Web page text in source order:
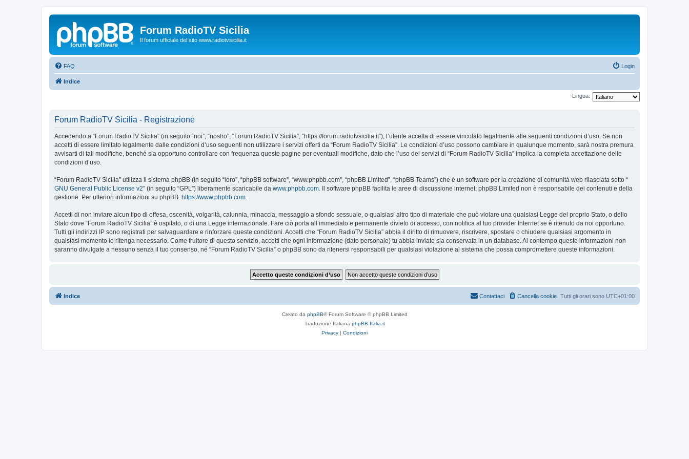
Forum RadioTV Sicilia
Il forum ufficiale del sito www.radiotvsicilia.it
FAQ Login
Indice
Lingua:
Forum RadioTV Sicilia - Registrazione
Accedendo a “Forum RadioTV Sicilia” (in seguito “noi”, “nostro”, “Forum RadioTV Sicilia”, “https://forum.radiotvsicilia.it”), l’utente accetta di essere vincolato legalmente alle seguenti condizioni d’uso. Se non
accetti di essere limitato legalmente dalle condizioni d’uso seguenti non utilizzare i servizi offerti da “Forum RadioTV Sicilia”. Le condizioni d’uso possono cambiare in qualunque momento, sarà nostra premura
avvisarti di tali modifiche, benché sia opportuno controllare con frequenza queste pagine per eventuali modifiche, dato che l’uso dei servizi di “Forum RadioTV Sicilia” implica la completa accettazione delle
condizioni d’uso.
“Forum RadioTV Sicilia” utilizza il sistema phpBB (in seguito “loro”, “phpBB software”, “www.phpbb.com”, “phpBB Limited”, “phpBB Teams”) che è un software per la creazione di comunità web rilasciata sotto “
GNU General Public License v2” (in seguito “GPL”) liberamente scaricabile da www.phpbb.com. Il software phpBB facilita le aree di discussione internet; phpBB Limited non è responsabile dei contenuti e della
gestione. Per ulteriori informazioni su phpBB: https://www.phpbb.com.
Accetti di non inviare alcun tipo di offesa, oscenità, volgarità, calunnia, minaccia, messaggio a sfondo sessuale, o qualsiasi altro tipo di materiale che può violare una qualsiasi Legge del proprio Stato, o dello
Stato dove “Forum RadioTV Sicilia” è ospitato, o di una Legge internazionale. Fare ciò porta all’immediato e permanente divieto di accesso, con notifica al tuo provider Internet se è ritenuto da noi opportuno.
Tutti gli indirizzi IP sono registrati per salvaguardare e rinforzare queste condizioni. Accetti che “Forum RadioTV Sicilia” abbia il diritto di rimuovere, riscrivere, spostare o chiudere qualsiasi argomento in
qualsiasi momento lo ritenga necessario. Come fruitore di questo servizio, accetti che ogni informazione (dato personale) tu abbia inviato sia conservata in un database. Al contempo queste informazioni non
saranno divulgate a nessuno senza il tuo consenso, né “Forum RadioTV Sicilia” o phpBB sono da ritenersi responsabili per qualsiasi violazione al sistema che possa compromettere queste informazioni.
Indice Tutti gli orari sono UTC+01:00
Cancella cookie
Contattaci
Creato da phpBB® Forum Software © phpBB Limited
Traduzione Italiana phpBB-Italia.it
Privacy | Condizioni